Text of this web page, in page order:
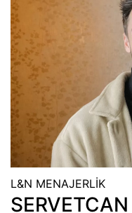
L&N MENAJERLİK